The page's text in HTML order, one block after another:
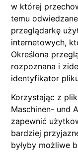
w której
temu
przeglądarkę
internetowych,
Określona
rozpoznana i
identyfikator
Korzystając z
Maschinen- und
zapewnić
bardziej
byłyby możliwe